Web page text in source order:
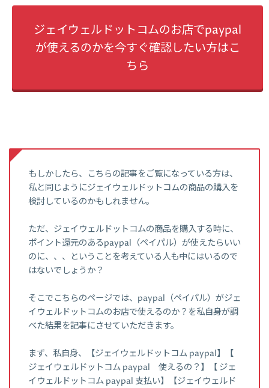
ジェイウェルドットコムのお店でpaypal
が使えるのかを今すぐ確認したい方はこ
ちら
もしかしたら、こちらの記事をご覧になっている方は、
私と同じようにジェイウェルドットコムの商品の購入を
検討しているのかもしれません。
ただ、ジェイウェルドットコムの商品を購入する時に、
ポイント還元のあるpaypal（ペイパル）が使えたらいい
のに、、、ということを考えている人も中にはいるので
はないでしょうか？
そこでこちらのページでは、paypal（ペイパル）がジェ
イウェルドットコムのお店で使えるのか？を私自身が調
べた結果を記事にさせていただきます。
まず、私自身、【ジェイウェルドットコム paypal】【
ジェイウェルドットコム paypal 使えるの？】【 ジェ
イウェルドットコム paypal 支払い】【ジェイウェルド